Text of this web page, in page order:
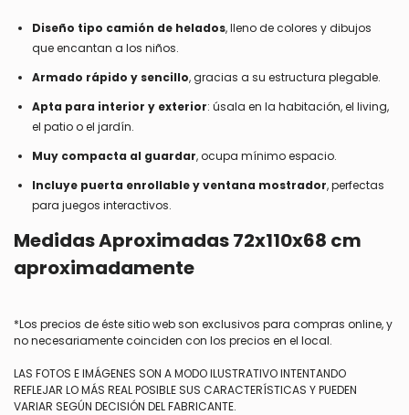
Diseño tipo camión de helados, lleno de colores y dibujos
que encantan a los niños.
Armado rápido y sencillo, gracias a su estructura plegable.
Apta para interior y exterior: úsala en la habitación, el living,
el patio o el jardín.
Muy compacta al guardar, ocupa mínimo espacio.
Incluye puerta enrollable y ventana mostrador, perfectas
para juegos interactivos.
Medidas Aproximadas 72x110x68 cm
aproximadamente
*Los precios de éste sitio web son exclusivos para compras online, y
no necesariamente coinciden con los precios en el local.
LAS FOTOS E IMÁGENES SON A MODO ILUSTRATIVO INTENTANDO
REFLEJAR LO MÁS REAL POSIBLE SUS CARACTERÍSTICAS Y PUEDEN
VARIAR SEGÚN DECISIÓN DEL FABRICANTE.